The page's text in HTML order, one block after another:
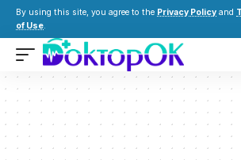
By using this site, you agree to the Privacy Policy and
of Use.